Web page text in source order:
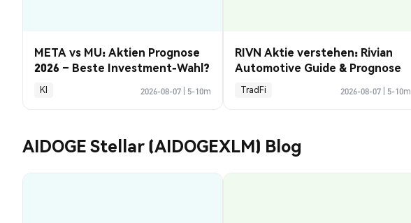
META vs MU: Aktien Prognose
2026 – Beste Investment-Wahl?
KI 2026-08-07 5-10m
RIVN Aktie verstehen: Rivian
Automotive Guide & Prognose
TradFi 2026-08-07 5-10m
AIDOGE Stellar (AIDOGEXLM) Blog